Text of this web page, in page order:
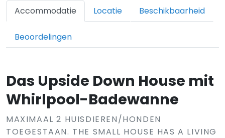
Accommodatie Locatie Beschikbaarheid
Beoordelingen
Das Upside Down House mit
Whirlpool-Badewanne
MAXIMAAL 2 HUISDIEREN/HONDEN
TOEGESTAAN. THE SMALL HOUSE HAS A LIVING